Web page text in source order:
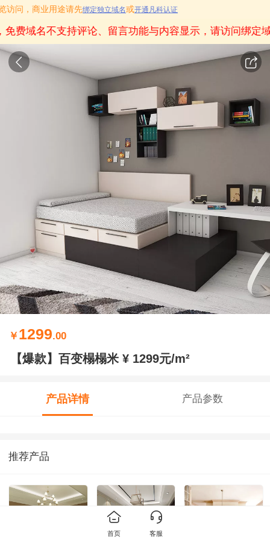
问，商业用途请先绑定独立域名或开通凡科认证
免费域名不支持评论、留言功能与内容显示，请访问绑定
￥ 1299.00
【爆款】百变榻榻米 ¥ 1299元/m²
产品详情 产品参数
推荐产品
首页 客服